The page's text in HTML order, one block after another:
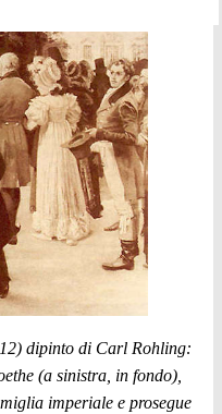
dipinto di Carl Rohling:
(a sinistra, in fondo),
imperiale e prosegue